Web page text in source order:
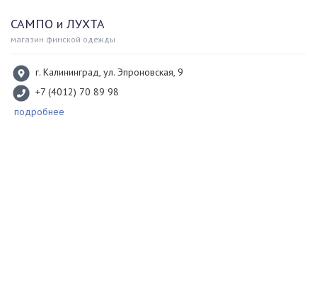
САМПО и ЛУХТА
магазин финской одежды
г. Калининград, ул. Эпроновская, 9
+7 (4012) 70 89 98
подробнее